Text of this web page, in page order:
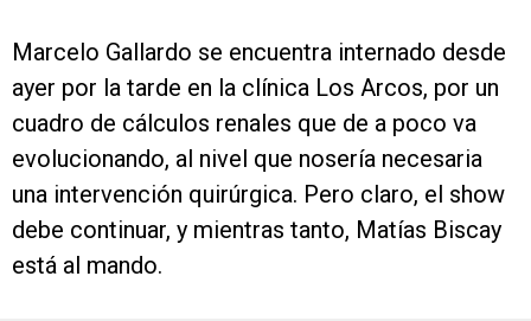
Marcelo Gallardo se encuentra internado desde
ayer por la tarde en la clínica Los Arcos, por un
cuadro de cálculos renales que de a poco va
evolucionando, al nivel que nosería necesaria
una intervención quirúrgica. Pero claro, el show
debe continuar, y mientras tanto, Matías Biscay
está al mando.